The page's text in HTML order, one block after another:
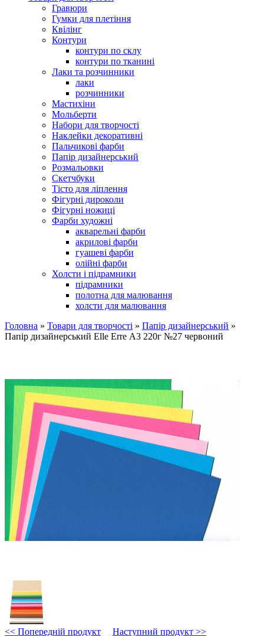
Гравюри
Гумки для плетіння
Квілінг
Контури
контури по склу
контури по тканині
Лаки та розчинники
лаки
розчинники
Мастихіни
Мольберти
Набори для творчості
Наклейки декоративні
Пальчикові фарби
Папір дизайнерський
Розмальовки
Скетчбуки
Тісто для ліплення
Фігурні дироколи
Фігурні ножиці
Фарби художні
акварельні фарби
акрилові фарби
гуашеві фарби
олійні фарби
Холсти і підрамники
підрамники
полотна для малювання
холсти для малювання
Головна » Товари для творчості » Папір дизайнерський »
Папір дизайнерський Elle Erre А3 220г №27 червоний
<< Попередній продукт Наступний продукт >>